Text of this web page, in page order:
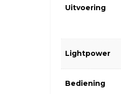
40cm
uitvoeringen
aantal
Uitvoering
Lightpower
Bediening